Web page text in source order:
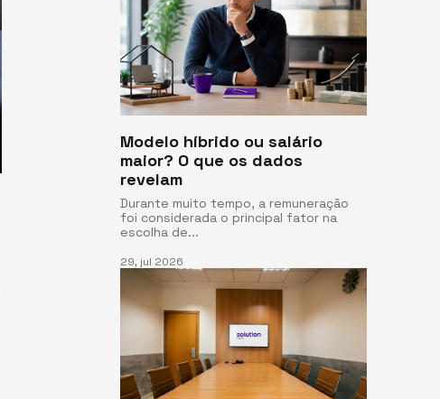
Modelo híbrido ou salário
maior? O que os dados
revelam
Durante muito tempo, a remuneração
foi considerada o principal fator na
escolha de...
29, jul 2026